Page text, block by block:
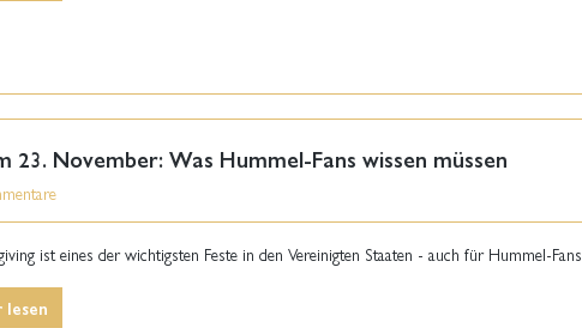
23. November: Was Hummel-Fans wissen müssen
ist eines der wichtigsten Feste in den Vereinigten Staaten - auch für Hummel-Fans
lesen